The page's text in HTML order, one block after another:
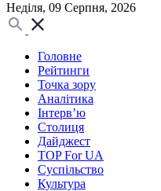
Неділя, 09 Серпня, 2026
Головне
Рейтинги
Точка зору
Аналітика
Інтерв’ю
Столиця
Дайджест
TOP For UA
Суспiльство
Культура